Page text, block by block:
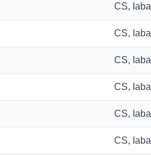
CS,
CS,
CS,
CS,
CS,
CS,